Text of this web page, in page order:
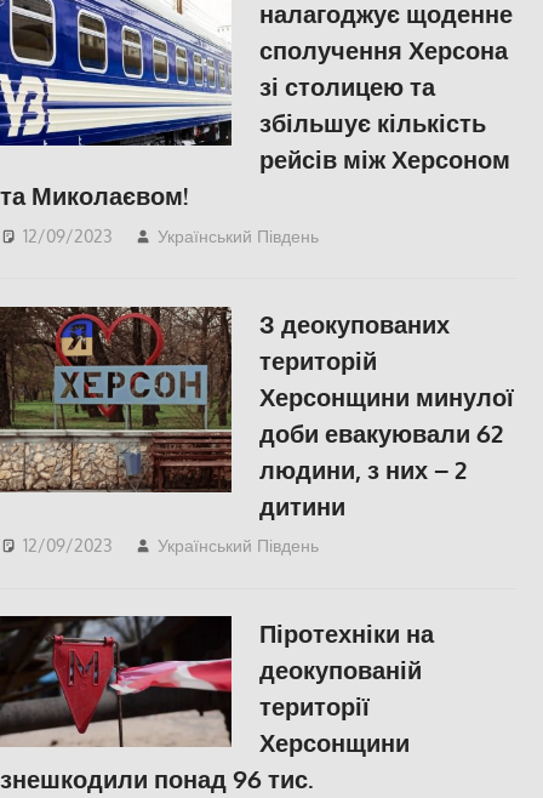
налагоджує щоденне
сполучення Херсона
зі столицею та
збільшує кількість
рейсів між Херсоном
та Миколаєвом!
12/09/2023 Український Південь
З деокупованих
територій
Херсонщини минулої
доби евакуювали 62
людини, з них – 2
дитини
12/09/2023 Український Південь
Піротехніки на
деокупованій
території
Херсонщини
знешкодили понад 96 тис.